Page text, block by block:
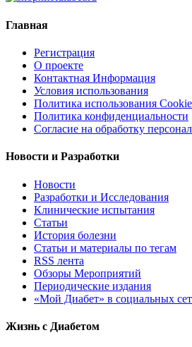
Главная
Регистрация
О проекте
Контактная Информация
Условия использования
Политика использования
Политика конфиденциальности
Согласие на обработку
Новости и Разработки
Новости
Разработки и Исследования
Клинические испытания
Статьи
История болезни
Статьи и материалы по тегам
RSS лента
Обзоры Мероприятий
Периодические издания
«Мой Диабет» в социальных
Жизнь с Диабетом